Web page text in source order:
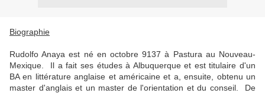
Biographie
Rudolfo Anaya est né en octobre 9137 à Pastura au Nouveau-
Mexique. Il a fait ses études à Albuquerque et est titulaire d'un
BA en littérature anglaise et américaine et a, ensuite, obtenu un
master d'anglais et un master de l'orientation et du conseil. De